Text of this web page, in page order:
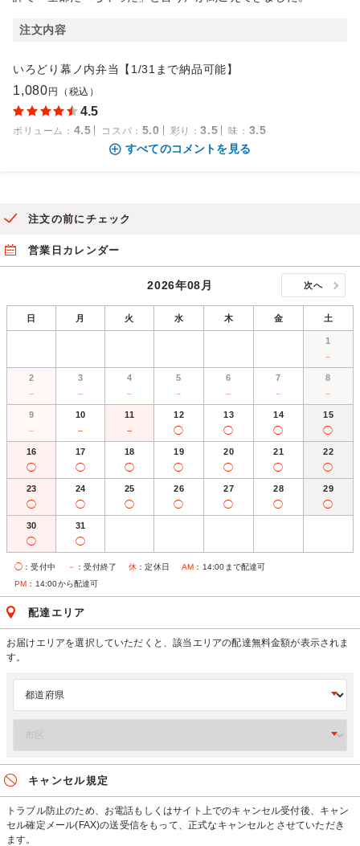
注文内容
いろどり幕ノ内弁当【1/31まで納品可能】
1,080 円（税込）
4.5
ボリューム ： 4.5 コスパ ： 5.0 彩り ：3.5 味 ： 3.5
すべてのコメントを見る
注文の前にチェック
営業日カレンダー
2026年08月 次へ
日 月 火 水 木 金 土
1
－
2
－
3
－
4
－
5
－
6
－
7
－
8
－
9
－
10
－
11
－
12
◯
13
◯
14
◯
15
◯
16
◯
17
◯
18
◯
19
◯
20
◯
21
◯
22
◯
23
◯
24
◯
25
◯
26
◯
27
◯
28
◯
29
◯
30
◯
31
◯
◯ ：受付中 － ：受付終了 休 ：定休日 AM ：14:00まで配達可
PM ：14:00から配達可
配達エリア
お届けエリアを選択していただくと、該当エリアの配達無料金額が表示されま
す。
キャンセル規定
トラブル防止のため、お電話もしくはサイト上でのキャンセル受付後、キャン
セル確定メール(FAX)の送受信をもって、正式なキャンセルとさせていただき
ます。